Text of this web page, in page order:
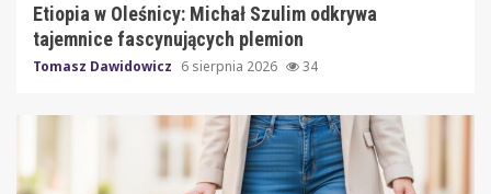
Etiopia w Oleśnicy: Michał Szulim odkrywa
tajemnice fascynujących plemion
Tomasz Dawidowicz 6 sierpnia 2026 34